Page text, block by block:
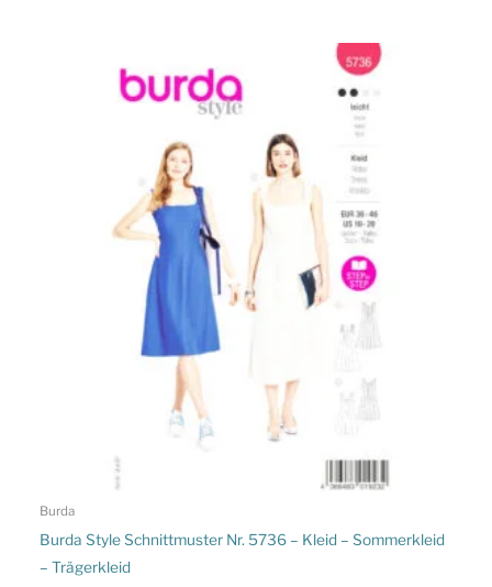
Burda
Burda Style Schnittmuster Nr. 5736 – Kleid – Sommerkleid
– Trägerkleid